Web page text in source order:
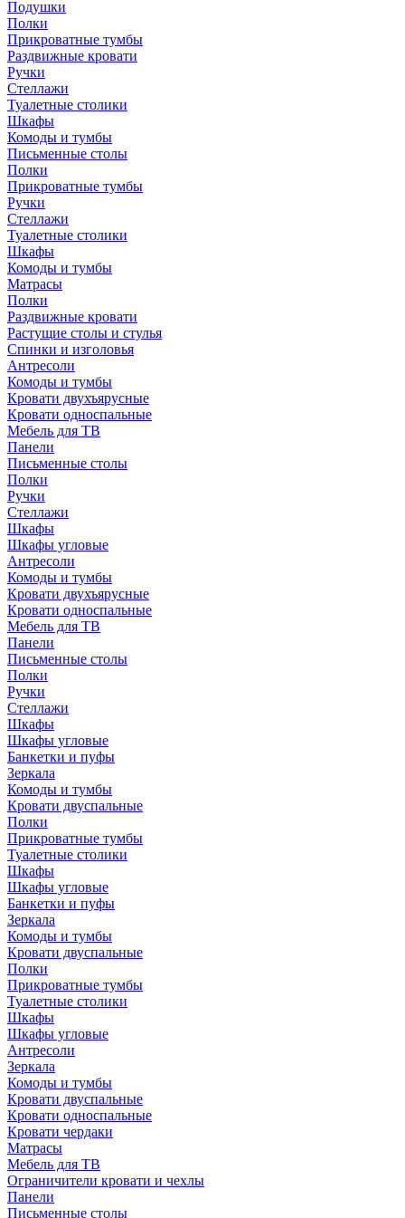
Подушки
Полки
Прикроватные тумбы
Раздвижные кровати
Ручки
Стеллажи
Туалетные столики
Шкафы
Комоды и тумбы
Письменные столы
Полки
Прикроватные тумбы
Ручки
Стеллажи
Туалетные столики
Шкафы
Комоды и тумбы
Матрасы
Полки
Раздвижные кровати
Растущие столы и стулья
Спинки и изголовья
Антресоли
Комоды и тумбы
Кровати двухъярусные
Кровати односпальные
Мебель для ТВ
Панели
Письменные столы
Полки
Ручки
Стеллажи
Шкафы
Шкафы угловые
Антресоли
Комоды и тумбы
Кровати двухъярусные
Кровати односпальные
Мебель для ТВ
Панели
Письменные столы
Полки
Ручки
Стеллажи
Шкафы
Шкафы угловые
Банкетки и пуфы
Зеркала
Комоды и тумбы
Кровати двуспальные
Полки
Прикроватные тумбы
Туалетные столики
Шкафы
Шкафы угловые
Банкетки и пуфы
Зеркала
Комоды и тумбы
Кровати двуспальные
Полки
Прикроватные тумбы
Туалетные столики
Шкафы
Шкафы угловые
Антресоли
Зеркала
Комоды и тумбы
Кровати двуспальные
Кровати односпальные
Кровати чердаки
Матрасы
Мебель для ТВ
Ограничители кровати и чехлы
Панели
Письменные столы